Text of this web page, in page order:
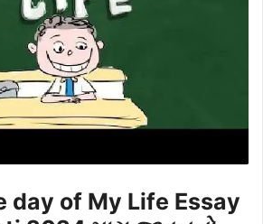
day of My Life Essay